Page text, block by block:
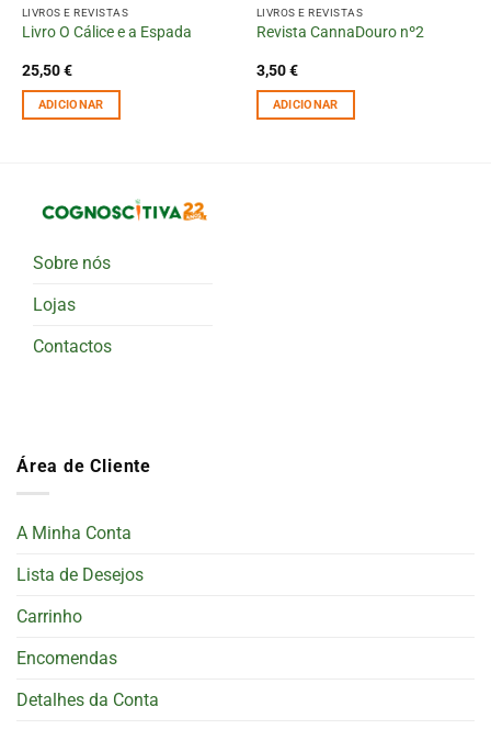
LIVROS E REVISTAS
Livro O Cálice e a Espada
25,50€
ADICIONAR
LIVROS E REVISTAS
Revista CannaDouro nº2
3,50€
ADICIONAR
Sobre nós
Lojas
Contactos
Área de Cliente
A Minha Conta
Lista de Desejos
Carrinho
Encomendas
Detalhes da Conta